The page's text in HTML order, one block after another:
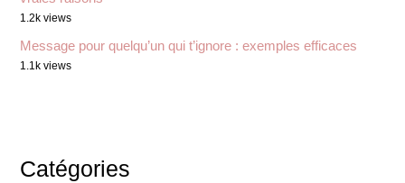
1.2k views
Message pour quelqu’un qui t’ignore : exemples efficaces
1.1k views
Catégories